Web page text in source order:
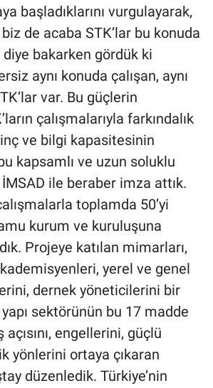
başladıklarını vurgulayarak,
de acaba STK’lar bu konuda
diye bakarken gördük ki
aynı konuda çalışan, aynı
var. Bu güçlerin
çalışmalarıyla farkındalık
ve bilgi kapasitesinin
kapsamlı ve uzun soluklu
ile beraber imza attık.
toplamda 50’yi
kurum ve kuruluşuna
Projeye katılan mimarları,
yerel ve genel
dernek yöneticilerini bir
sektörünün bu 17 madde
engellerini, güçlü
yönlerini ortaya çıkaran
düzenledik. Türkiye’nin